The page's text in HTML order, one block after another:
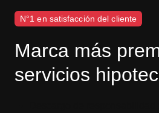
N°1 en satisfacción del cliente
Marca más
servicios